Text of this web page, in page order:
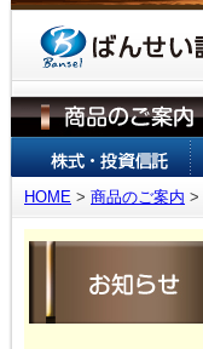
HOME > 商品のご案内 >